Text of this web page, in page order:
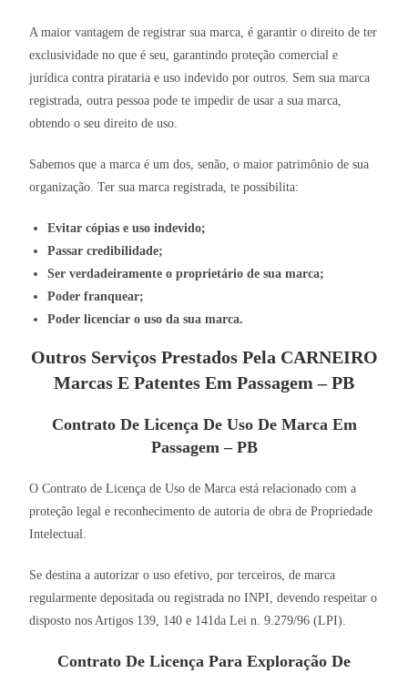
A maior vantagem de registrar sua marca, é garantir o direito de ter
exclusividade no que é seu, garantindo proteção comercial e
jurídica contra pirataria e uso indevido por outros. Sem sua marca
registrada, outra pessoa pode te impedir de usar a sua marca,
obtendo o seu direito de uso.
Sabemos que a marca é um dos, senão, o maior patrimônio de sua
organização. Ter sua marca registrada, te possibilita:
Evitar cópias e uso indevido;
Passar credibilidade;
Ser verdadeiramente o proprietário de sua marca;
Poder franquear;
Poder licenciar o uso da sua marca.
Outros Serviços Prestados Pela CARNEIRO
Marcas E Patentes Em Passagem – PB
Contrato De Licença De Uso De Marca Em
Passagem – PB
O Contrato de Licença de Uso de Marca está relacionado com a
proteção legal e reconhecimento de autoria de obra de Propriedade
Intelectual.
Se destina a autorizar o uso efetivo, por terceiros, de marca
regularmente depositada ou registrada no INPI, devendo respeitar o
disposto nos Artigos 139, 140 e 141da Lei n. 9.279/96 (LPI).
Contrato De Licença Para Exploração De